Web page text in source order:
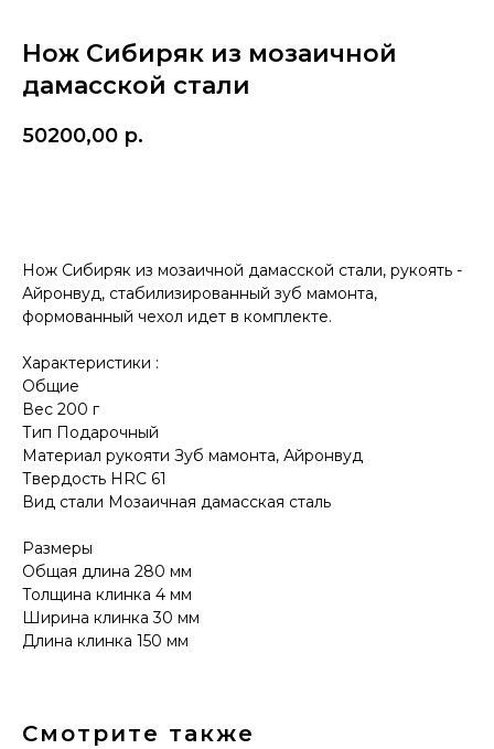
Нож Сибиряк из мозаичной
дамасской стали
50200,00 р.
Нож Сибиряк из мозаичной дамасской стали, рукоять -
Айронвуд, стабилизированный зуб мамонта,
формованный чехол идет в комплекте.
Характеристики :
Общие
Вес 200 г
Тип Подарочный
Материал рукояти Зуб мамонта, Айронвуд
Твердость HRC 61
Вид стали Мозаичная дамасская сталь
Размеры
Общая длина 280 мм
Толщина клинка 4 мм
Ширина клинка 30 мм
Длина клинка 150 мм
Смотрите также
КОНТАКТЫ
Консультации по телефону и онлайн.
оставьте запрос на звонок менеджера
для консультации
Адрес:"НОЖИ ПАВЛОВО", 606104,
ул. Восточная, 3Б (самовывоз), г. Павлово,
Нижегородская обл., Россия
ООО "ПТФ" ИНН 6686090373
+7